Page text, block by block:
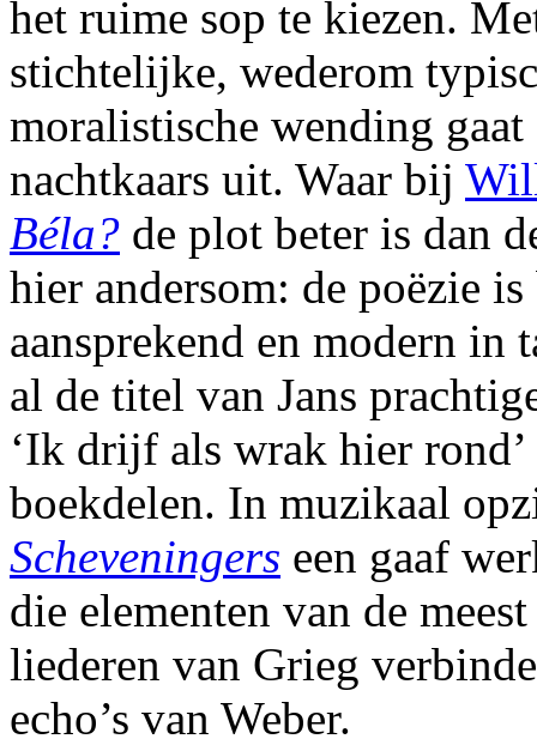
het ruime sop te kiezen.
stichtelijke, wederom
moralistische wending gaat
nachtkaars uit. Waar bij
Béla? de plot beter is dan
hier andersom: de poëzie
aansprekend en modern in
al de titel van Jans
‘Ik drijf als wrak hier rond’
boekdelen. In muzikaal
Scheveningers een gaaf
die elementen van de
liederen van Grieg
echo’s van Weber.